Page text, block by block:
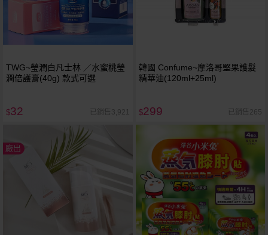
TWG~瑩潤白凡士林 ／水蜜桃瑩
潤倍護膏(40g) 款式可選
$32 已銷售3,921
韓國 Confume~摩洛哥堅果護髮
精華油(120ml+25ml)
$299 已銷售265
廠出